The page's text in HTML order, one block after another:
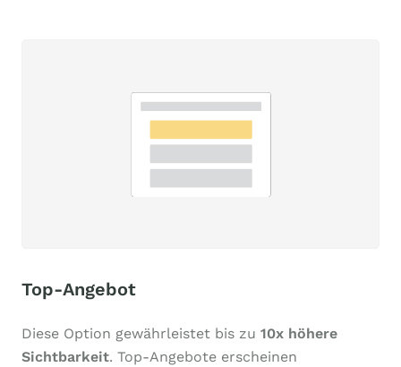
Top-Angebot
Diese Option gewährleistet bis zu 10x höhere
Sichtbarkeit. Top-Angebote erscheinen